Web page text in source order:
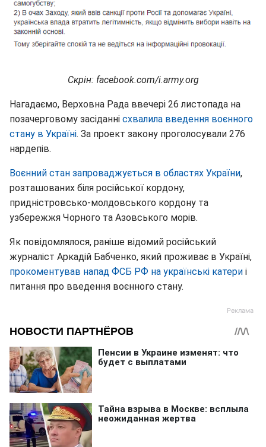
Скрін: facebook.com/i.army.org
Нагадаємо, Верховна Рада ввечері 26 листопада на
позачерговому засіданні схвалила введення воєнного
стану в Україні. За проект закону проголосували 276
нардепів.
Воєнний стан запроваджується в областях України,
розташованих біля російської кордону,
придністровсько-молдовського кордону та
узбережжя Чорного та Азовського морів.
Як повідомлялося, раніше відомий російський
журналіст Аркадій Бабченко, який проживає в Україні,
прокоментував напад ФСБ РФ на українські катери і
питання про введення воєнного стану.